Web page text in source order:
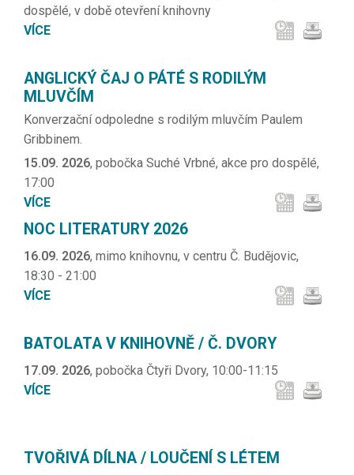
dospělé, v době otevření knihovny
VÍCE
ANGLICKÝ ČAJ O PÁTÉ S RODILÝM
MLUVČÍM
Konverzační odpoledne s rodilým mluvčím Paulem
Gribbinem.
15.09. 2026, pobočka Suché Vrbné, akce pro dospělé,
17:00
VÍCE
NOC LITERATURY 2026
16.09. 2026, mimo knihovnu, v centru Č. Budějovic,
18:30 - 21:00
VÍCE
BATOLATA V KNIHOVNĚ / Č. DVORY
17.09. 2026, pobočka Čtyři Dvory, 10:00-11:15
VÍCE
TVOŘIVÁ DÍLNA / LOUČENÍ S LÉTEM